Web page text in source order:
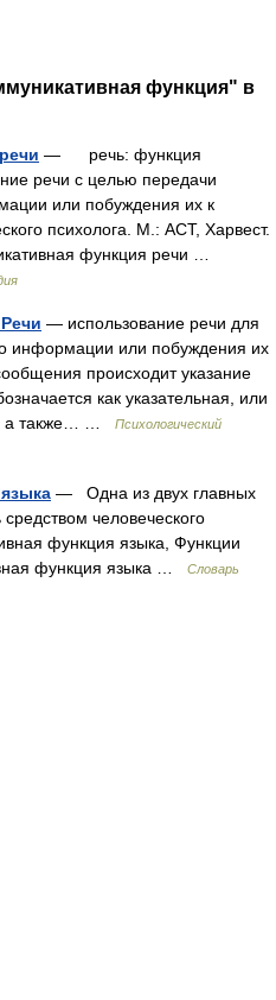
функция" в
— речь: функция
речи с целью передачи
или побуждения их к
психолога. М.: АСТ, Харвест.
функция речи …
— использование речи для
информации или побуждения их
происходит указание
как указательная, или
а также… …
Психологический
— Одна из двух главных
человеческого
функция языка, Функции
функция языка …
Словарь